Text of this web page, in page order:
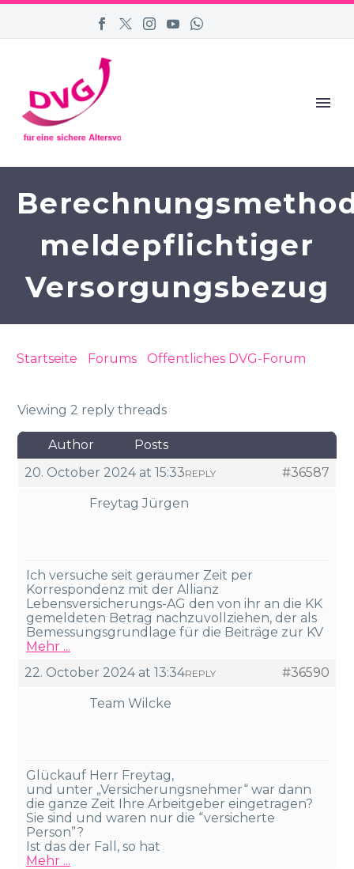
meldepflichtiger
Versorgungsbezug
Startseite Forums Öffentliches DVG-Forum
Viewing 2 reply threads
Author
Posts
20. October 2024 at 15:33
#36587
REPLY
Freytag Jürgen
Ich versuche seit geraumer Zeit per
Korrespondenz mit der Allianz
Lebensversicherungs-AG den von ihr an die KK
gemeldeten Betrag nachzuvollziehen, der als
Bemessungsgrundlage für die Beiträge zur KV
Mehr ...
22. October 2024 at 13:34
#36590
REPLY
Team Wilcke
Glückauf Herr Freytag,
und unter „Versicherungsnehmer“ war dann
die ganze Zeit Ihre Arbeitgeber eingetragen?
Sie sind und waren nur die “versicherte
Person”?
Ist das der Fall, so hat
Mehr ...